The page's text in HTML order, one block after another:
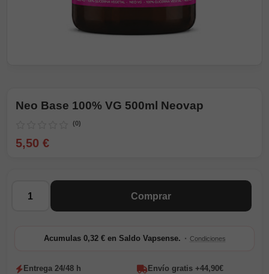
Neo Base 100% VG 500ml Neovap
(0)
5,50 €
Comprar
Acumulas 0,32 € en Saldo Vapsense. · Condiciones
Entrega 24/48 h
Envío gratis +44,90€